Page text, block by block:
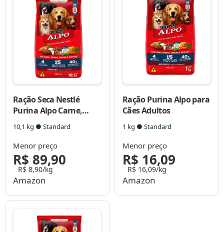
Ração Seca Nestlé
Purina Alpo Carne,
Frango, Cereais e
Vegetais para Cães
Adultos
10,1 kg ● Standard
Menor preço
R$ 89,90
R$ 8,90/kg
Amazon
Ração Purina Alpo para
Cães Adultos
1 kg ● Standard
Menor preço
R$ 16,09
R$ 16,09/kg
Amazon